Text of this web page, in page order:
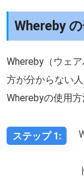
Whereby
Whereby（ウェ
方が分からない
Wherebyの使用
ステップ 1: